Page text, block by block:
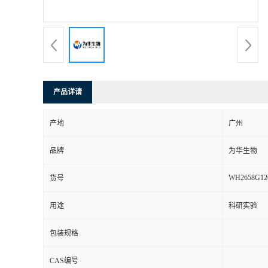
产品详请
产地 广州
品牌 为华生物
货号
用途 科研实验
包装规格
CAS编号